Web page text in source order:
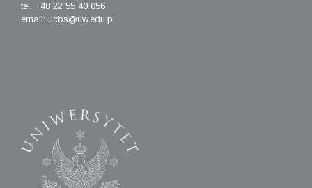
tel: +48 22 55 40 056
email: ucbs@uw.edu.pl